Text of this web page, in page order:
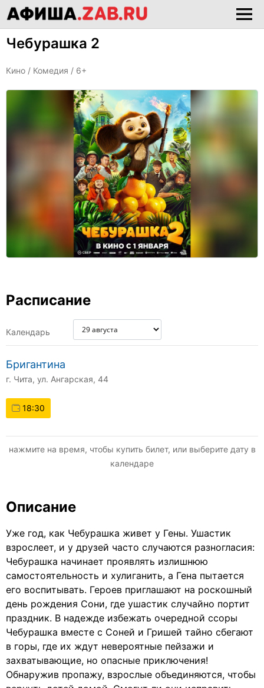
Чебурашка 2
Кино / Комедия / 6+
Расписание
Календарь
Бригантина
г. Чита, ул. Ангарская, 44
18:30
нажмите на время, чтобы купить билет, или выберите дату в
календаре
Описание
Уже год, как Чебурашка живет у Гены. Ушастик
взрослеет, и у друзей часто случаются разногласия:
Чебурашка начинает проявлять излишнюю
самостоятельность и хулиганить, а Гена пытается
его воспитывать. Героев приглашают на роскошный
день рождения Сони, где ушастик случайно портит
праздник. В надежде избежать очередной ссоры
Чебурашка вместе с Соней и Гришей тайно сбегают
в горы, где их ждут невероятные пейзажи и
захватывающие, но опасные приключения!
Обнаружив пропажу, взрослые объединяются, чтобы